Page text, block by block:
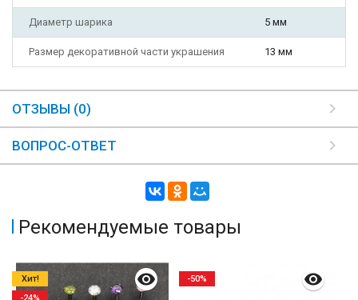
Диаметр шарика 5 мм
Размер декоративной части украшения 13 мм
ОТЗЫВЫ (0)
ВОПРОС-ОТВЕТ
Рекомендуемые товары
Хит!
-50%